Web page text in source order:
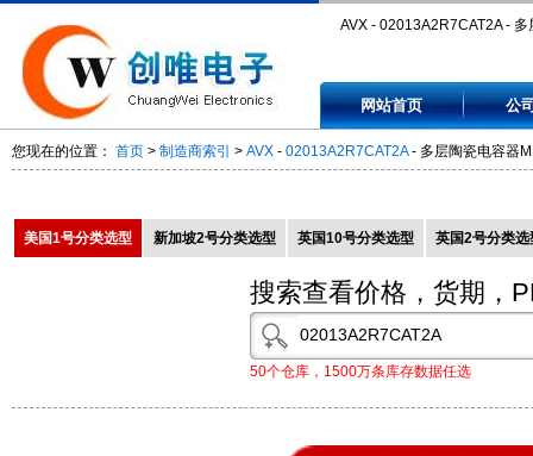
AVX - 02013A2R7CAT2A - 多
2.7uF C0G +/-0.25pF -
02013A2R7CAT2A
网站首页 公
您现在的位置： 首页 > 制造商索引 > AVX - 02013A2R7CAT2A- 多层陶瓷电容器
美国1号分类选型 新加坡2号分类选型 英国10号分类选型 英国2号分类选
搜索查看价格，货期，
50个仓库，1500万条库存数据任选